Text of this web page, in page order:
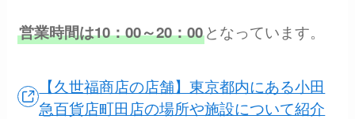
営業時間は10：00～20：00となっています。
【久世福商店の店舗】東京都内にある小田
急百貨店町田店の場所や施設について紹介